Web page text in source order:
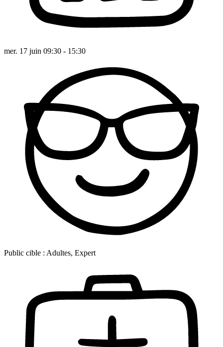
mer. 17 juin 09:30 - 15:30
Public cible : Adultes, Expert